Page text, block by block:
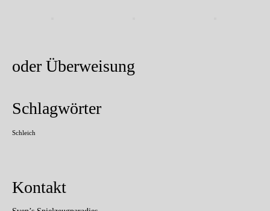
oder Überweisung
Schlagwörter
Schleich
Kontakt